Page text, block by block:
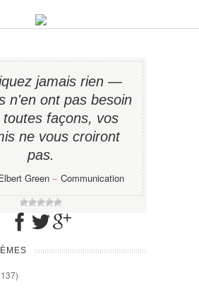
jamais rien —
n'en ont pas besoin
façons, vos
ne vous croiront
pas.
Green− Communication